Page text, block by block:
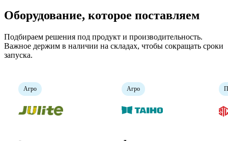
Оборудование, которое поставляем
Подбираем решения под продукт и производительность.
Важное держим в наличии на складах, чтобы сокращать сроки
запуска.
Агро Агро